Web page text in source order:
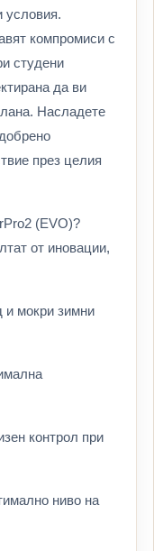
условия.
компромиси с
студени
да ви
Насладете
през целия
(EVO)?
от иновации,
и мокри зимни
контрол при
ниво на